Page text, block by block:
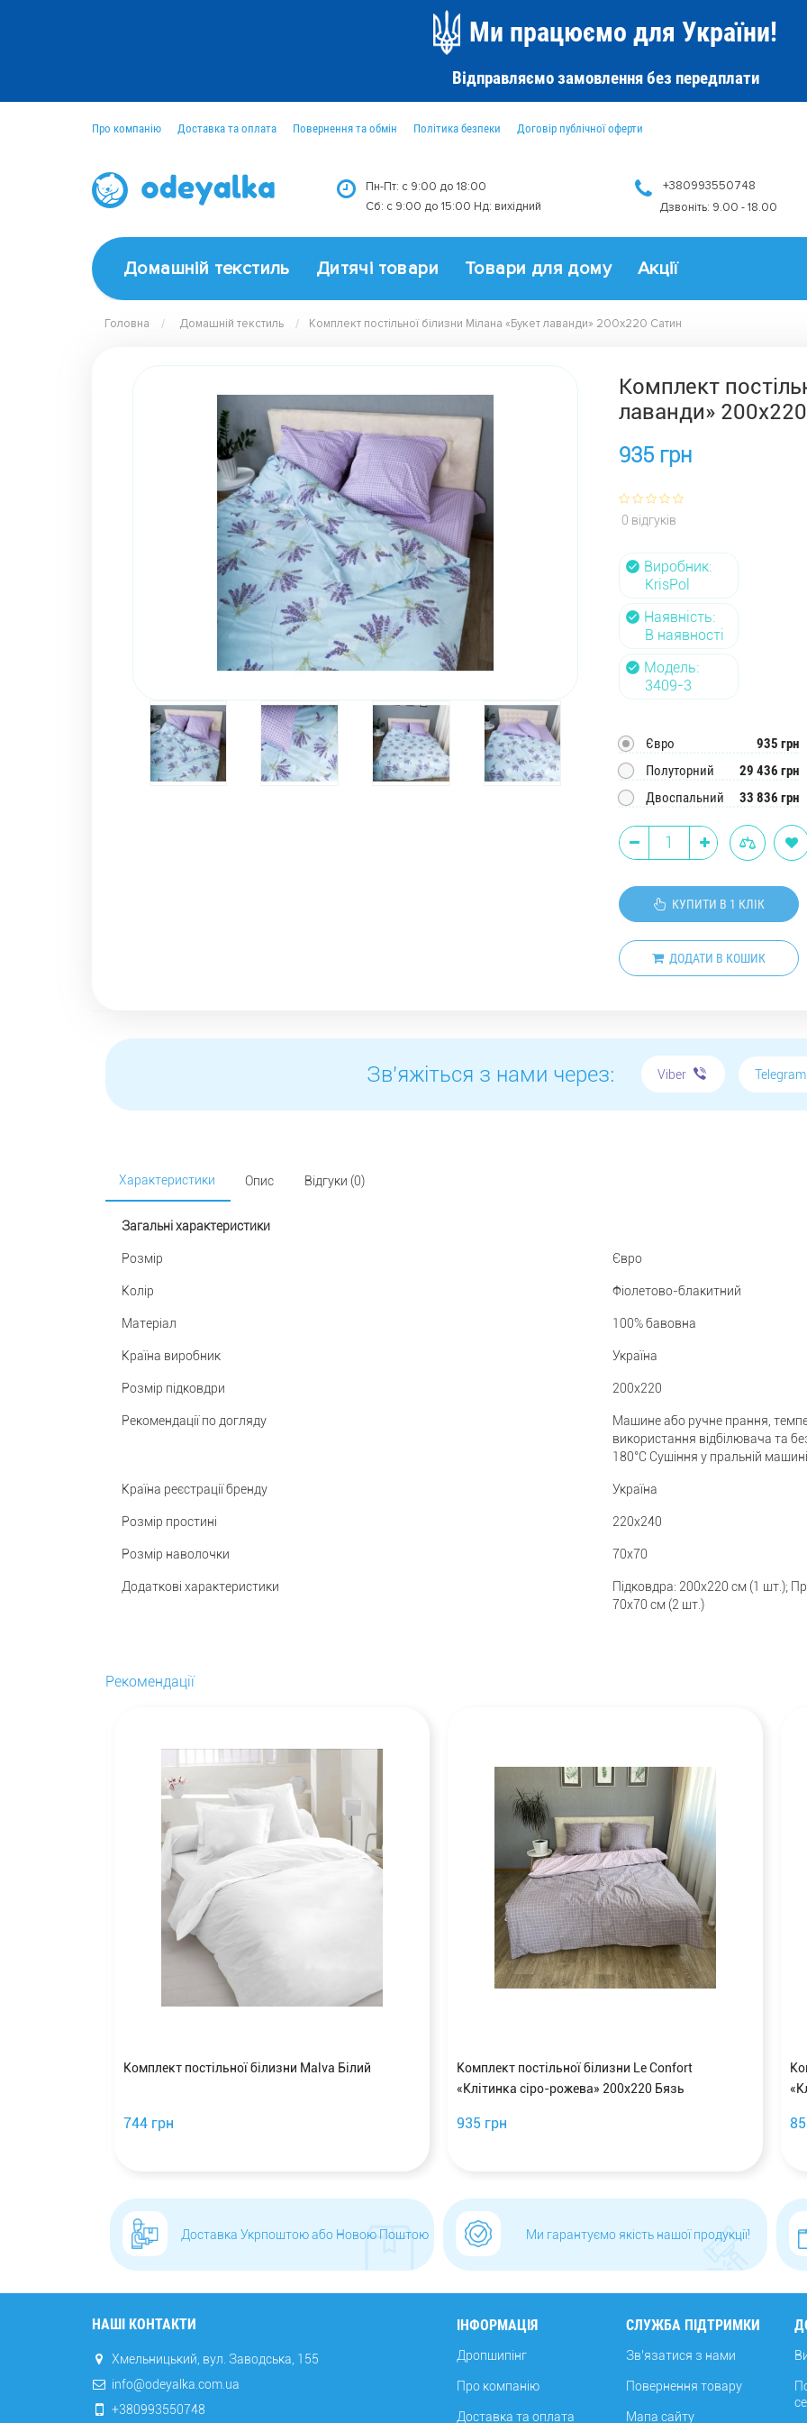
Ми працюємо для України!
Відправляємо замовлення без передплати
Про компанію Доставка та оплата Повернення та обмін Політика безпеки Договір публічної оферти
Пн-Пт: с 9:00 до 18:00
Сб: c 9:00 до 15:00 Нд: вихідний
+380993550748
Дзвоніть: 9.00 - 18.00
Домашній текстиль Дитячі товари Товари для дому Акції
Головна Домашній текстиль Комплект постільної білизни Мілана «Букет лаванди» 200x220 Сатин
Комплект
лаванди»
935 грн
0 відгуків
Виробник:
KrisPol
Наявність:
В наявності
Модель:
3409-3
Євро
935 грн
Полуторний
29 436 грн
Двоспальний
33 836 грн
КУПИТИ В 1 КЛІК
ДОДАТИ В КОШИК
Зв'яжіться з нами через: Viber
Характеристики Опис Відгуки (0)
Загальні характеристики
Розмір Євро
Колір Фіолетово-блакитний
Матеріал 100% бавовна
Країна виробник Україна
Розмір підковдри 200x220
Рекомендації по догляду
Машине або ручне прання,
використання відбілювача та
180°C Сушіння у пральній
Країна реєстрації бренду Україна
Розмір простині 220x240
Розмір наволочки 70x70
Додаткові характеристики
Підковдра: 200x220 см (1 шт.);
70x70 см (2 шт.)
Рекомендації
Комплект постільної білизни Malva Білий
744 грн
Комплект постільної білизни Le Confort
«Клітинка сіро-рожева» 200x220 Бязь
935 грн
Доставка Укрпоштою або Новою Поштою Ми гарантуємо якість нашої продукції!
НАШІ КОНТАКТИ
Хмельницький, вул. Заводська, 155
info@odeyalka.com.ua
+380993550748
ІНФОРМАЦІЯ
Дропшипінг
Про компанію
Доставка та оплата
СЛУЖБА ПІДТРИМКИ
Зв’язатися з нами
Повернення товару
Мапа сайту